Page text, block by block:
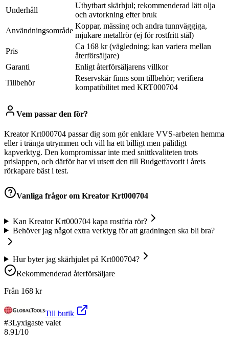
Underhåll
Utbytbart skärhjul; rekommenderad lätt olja
och avtorkning efter bruk
Användningsområde
Koppar, mässing och andra tunnväggiga,
mjukare metallrör (ej för rostfritt stål)
Pris
Ca 168 kr (vägledning; kan variera mellan
återförsäljare)
Garanti
Enligt återförsäljarens villkor
Tillbehör
Reservskär finns som tillbehör; verifiera
kompatibilitet med KRT000704
Vem passar den för?
Kreator Krt000704 passar dig som gör enklare VVS-arbeten hemma
eller i trånga utrymmen och vill ha ett billigt men pålitligt
kapverktyg. Den kompromissar inte med snittkvaliteten trots
prislappen, och därför har vi utsett den till Budgetfavorit i årets
rörkapare bäst i test.
Vanliga frågor om Kreator Krt000704
Kan Kreator Krt000704 kapa rostfria rör?
Behöver jag något extra verktyg för att gradningen ska bli bra?
Hur byter jag skärhjulet på Krt000704?
Rekommenderad återförsäljare
Från 168 kr
Till butik
#3Lyxigaste valet
8.91/10